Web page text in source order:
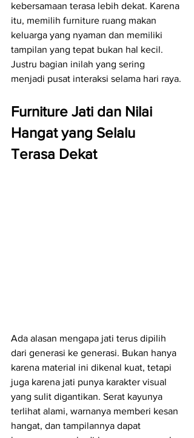
kebersamaan terasa lebih dekat. Karena
itu, memilih furniture ruang makan
keluarga yang nyaman dan memiliki
tampilan yang tepat bukan hal kecil.
Justru bagian inilah yang sering
menjadi pusat interaksi selama hari raya.
Furniture Jati dan Nilai
Hangat yang Selalu
Terasa Dekat
Ada alasan mengapa jati terus dipilih
dari generasi ke generasi. Bukan hanya
karena material ini dikenal kuat, tetapi
juga karena jati punya karakter visual
yang sulit digantikan. Serat kayunya
terlihat alami, warnanya memberi kesan
hangat, dan tampilannya dapat